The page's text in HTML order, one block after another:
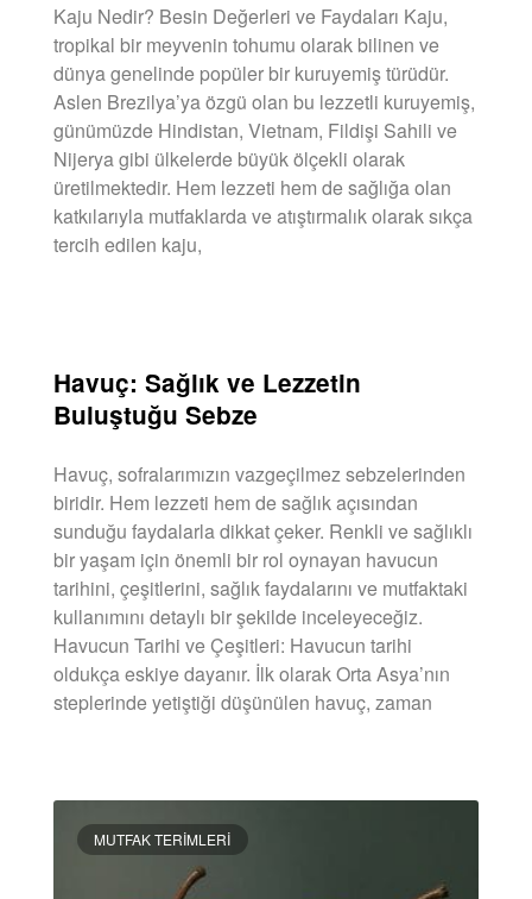
Kaju Nedir? Besin Değerleri ve Faydaları Kaju,
tropikal bir meyvenin tohumu olarak bilinen ve
dünya genelinde popüler bir kuruyemiş türüdür.
Aslen Brezilya’ya özgü olan bu lezzetli kuruyemiş,
günümüzde Hindistan, Vietnam, Fildişi Sahili ve
Nijerya gibi ülkelerde büyük ölçekli olarak
üretilmektedir. Hem lezzeti hem de sağlığa olan
katkılarıyla mutfaklarda ve atıştırmalık olarak sıkça
tercih edilen kaju,
Havuç: Sağlık ve Lezzetin
Buluştuğu Sebze
Havuç, sofralarımızın vazgeçilmez sebzelerinden
biridir. Hem lezzeti hem de sağlık açısından
sunduğu faydalarla dikkat çeker. Renkli ve sağlıklı
bir yaşam için önemli bir rol oynayan havucun
tarihini, çeşitlerini, sağlık faydalarını ve mutfaktaki
kullanımını detaylı bir şekilde inceleyeceğiz.
Havucun Tarihi ve Çeşitleri: Havucun tarihi
oldukça eskiye dayanır. İlk olarak Orta Asya’nın
steplerinde yetiştiği düşünülen havuç, zaman
MUTFAK TERIMLERI